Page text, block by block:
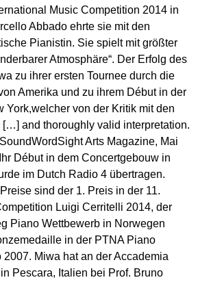
Music Competition 2014 in
Abbado ehrte sie mit den
Pianistin. Sie spielt mit größter
Atmosphäre“. Der Erfolg des
zu ihrer ersten Tournee durch die
Amerika und zu ihrem Début in der
York,welcher von der Kritik mit den
[…] and thoroughly valid interpretation.
Arts Magazine, Mai
Début in dem Concertgebouw in
im Dutch Radio 4 übertragen.
sind der 1. Preis in der 11.
Luigi Cerritelli 2014, der
Piano Wettbewerb in Norwegen
in der PTNA Piano
Miwa hat an der Accademia
Pescara, Italien bei Prof. Bruno